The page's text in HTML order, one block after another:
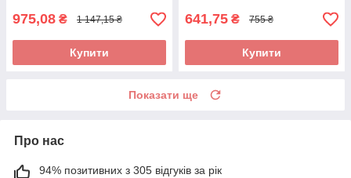
975,08 ₴ 1 147,15 ₴
Купити
641,75 ₴ 755 ₴
Купити
Показати ще
Про нас
94% позитивних з 305 відгуків за рік